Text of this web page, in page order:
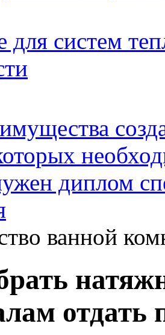
систем
диплом
ванной
отдать